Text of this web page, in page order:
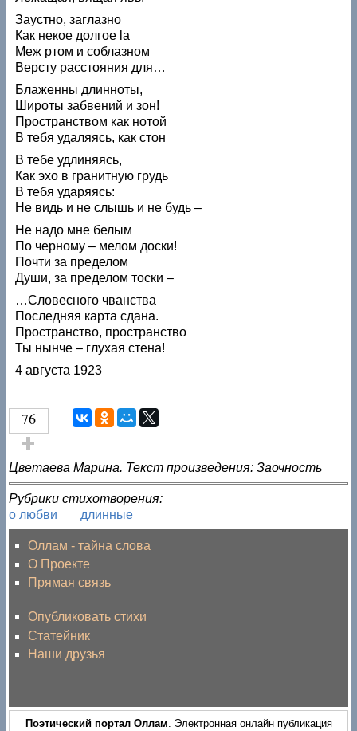
Заустно, заглазно
Как некое долгое la
Меж ртом и соблазном
Версту расстояния для…
Блаженны длинноты,
Широты забвений и зон!
Пространством как нотой
В тебя удаляясь, как стон
В тебе удлиняясь,
Как эхо в гранитную грудь
В тебя ударяясь:
Не видь и не слышь и не будь –
Не надо мне белым
По черному – мелом доски!
Почти за пределом
Души, за пределом тоски –
…Словесного чванства
Последняя карта сдана.
Пространство, пространство
Ты нынче – глухая стена!
4 августа 1923
76
Голос за!
Цветаева Марина. Текст произведения: Заочность
Рубрики стихотворения:
о любви
длинные
Оллам - тайна слова
О Проекте
Прямая связь
Опубликовать стихи
Статейник
Наши друзья
Поэтический портал Оллам. Электронная онлайн публикация